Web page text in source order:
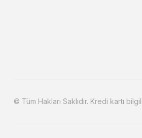
© Tüm Hakları Saklıdır. Kredi kartı